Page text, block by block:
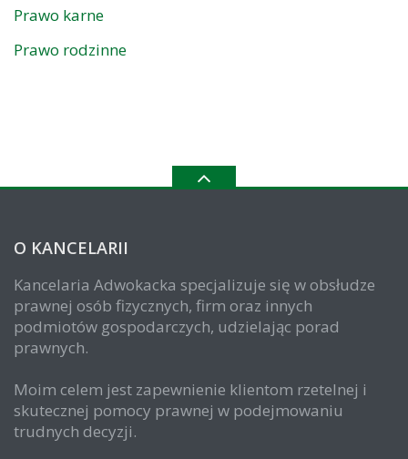
Prawo karne
Prawo rodzinne
O KANCELARII
Kancelaria Adwokacka specjalizuje się w obsłudze
prawnej osób fizycznych, firm oraz innych
podmiotów gospodarczych, udzielając porad
prawnych.
Moim celem jest zapewnienie klientom rzetelnej i
skutecznej pomocy prawnej w podejmowaniu
trudnych decyzji.